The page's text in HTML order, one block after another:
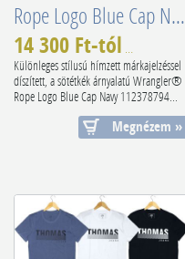
Rope Logo Blue Cap Navy 112378794
14 300 Ft-tól
Különleges stílusú hímzett márkajelzéssel
díszített, a sötétkék árnyalatú Wrangler®
Rope Logo Blue Cap Navy 112378794...
Megnézem »